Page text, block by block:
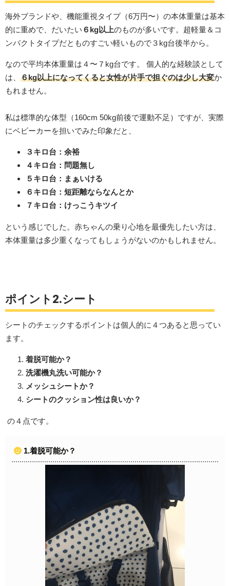
海外ブランドや、機能重視タイプ（6万円〜）の本体重量は基本
的に重めで、だいたい ６kg以上のものが多いです。超軽量＆コ
ンパクトタイプだとものすごい軽いもので３kg台後半から。
なので平均本体重量は４〜７kg台です。 個人的な経験談として
は、 ６kg以上になってくると女性が片手で担ぐのは少し大変か
もれません。
私は標準的な体型（160cm 50kg前後で運動不足）ですが、実際
にベビーカーを担いでみた印象だと、
３キロ台：余裕
４キロ台：問題無し
５キロ台：まぁいける
６キロ台：短距離ならなんとか
７キロ台：けっこうキツイ
という感じでした。赤ちゃんの乗り心地を最優先したい方は、
本体重量は多少重くなってもしょうがないのかもしれません。
ポイント2.シート
シートのチェックするポイントは個人的に４つあると思ってい
ます。
着脱可能か？
洗濯機丸洗い可能か？
メッシュシートか？
シートのクッション性は良いか？
の４点です。
1.着脱可能か？